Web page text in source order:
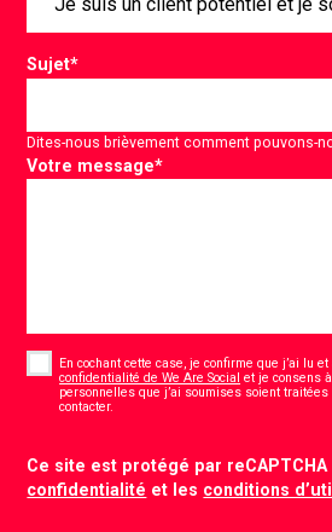
Sujet*
Dites-nous brièvement comment pouvons-
Votre message*
En cochant cette case, je confirme que j’ai lu et
confidentialité de We Are Social et je consens
personnelles que j’ai soumises soient traitées
contacter.
Ce site est protégé par reCAPTCHA
confidentialité et les conditions